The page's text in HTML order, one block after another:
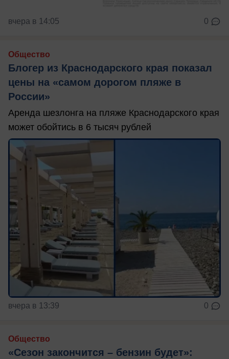
вчера в 14:05 0
Общество
Блогер из Краснодарского края показал
цены на «самом дорогом пляже в
России»
Аренда шезлонга на пляже Краснодарского края
может обойтись в 6 тысяч рублей
вчера в 13:39 0
Общество
«Сезон закончится – бензин будет»: